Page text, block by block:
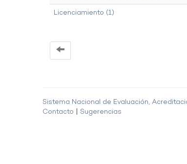
Licenciamiento (1)
Sistema Nacional de Evaluación,
Contacto
Sugerencias